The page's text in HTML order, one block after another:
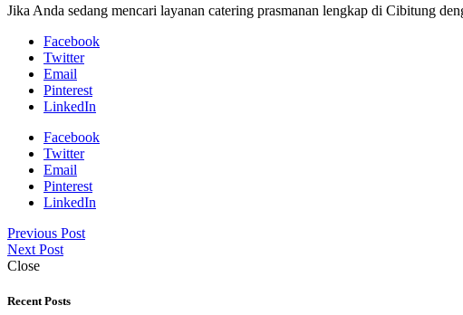
Jika Anda sedang mencari layanan catering prasmanan lengkap di Cibitung
Facebook
Twitter
Email
Pinterest
LinkedIn
Facebook
Twitter
Email
Pinterest
LinkedIn
Previous Post
Next Post
Close
Recent Posts